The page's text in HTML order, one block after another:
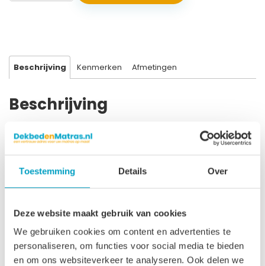
Toestemming Details Over
Deze website maakt gebruik van cookies
We gebruiken cookies om content en advertenties te
personaliseren, om functies voor social media te bieden
en om ons websiteverkeer te analyseren. Ook delen we
Beschrijving Kenmerken Afmetingen
Beschrijving
Kern Polyether SG40 Hoogte 16 cm Afritsbare uitwasbare
bekleding Bekleding doorgestikt met 300 gr/m2 Clima Top
iedereen die graag wat stevig slaapt. De standaardmaten
zijn doorgaans op voorraad. Andere maten ± 3 weken
levertijd.